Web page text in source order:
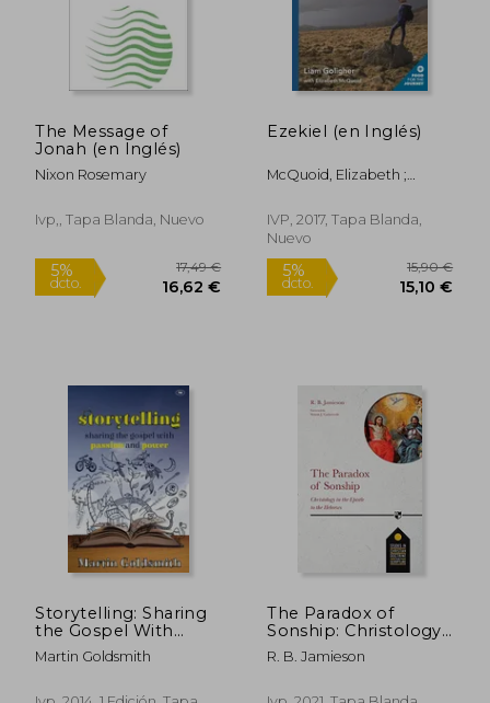
The Message of
Jonah (en Inglés)
Nixon Rosemary
Ivp,, Tapa Blanda, Nuevo
5%
dcto. 16,62 €
Ezekiel (en Inglés)
McQuoid, Elizabeth ;
With Elizabeth
IVP, 2017, Tapa Blanda,
Nuevo
5%
dcto.
Storytelling: Sharing
the Gospel With
Passion and Power
(en Inglés)
Martin Goldsmith
The Paradox of
Sonship: Christology
in the Epistle to the
Hebrews (Studies in
R. B. Jamieson